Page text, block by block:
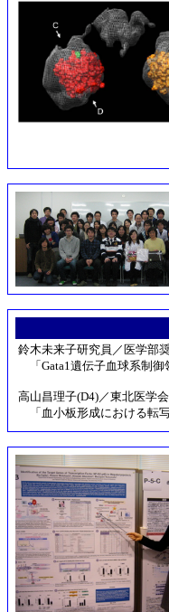
鈴木未来子研究員／医学部
「Gata1遺伝子血球系制御
高山昌理子(D4)／東北医学
「血小板形成における転